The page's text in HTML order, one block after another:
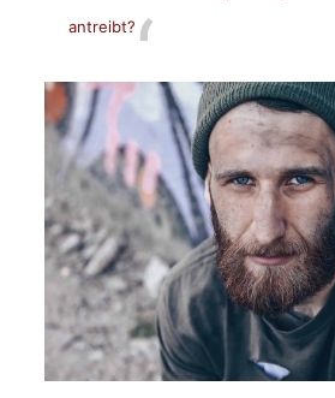
antreibt?